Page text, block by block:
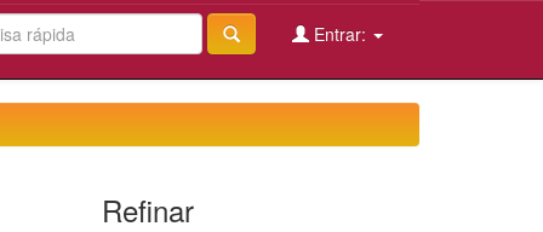
Entrar:
Refinar